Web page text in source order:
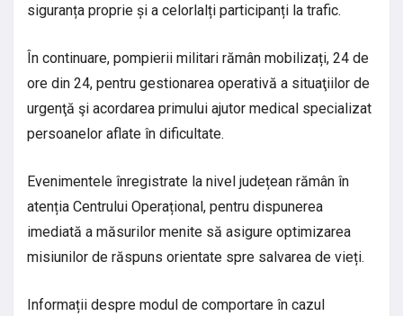
siguranța proprie și a celorlalți participanți la trafic.
În continuare, pompierii militari rămân mobilizați, 24 de
ore din 24, pentru gestionarea operativă a situaţiilor de
urgenţă şi acordarea primului ajutor medical specializat
persoanelor aflate în dificultate.
Evenimentele înregistrate la nivel județean rămân în
atenția Centrului Operațional, pentru dispunerea
imediată a măsurilor menite să asigure optimizarea
misiunilor de răspuns orientate spre salvarea de vieți.
Informații despre modul de comportare în cazul